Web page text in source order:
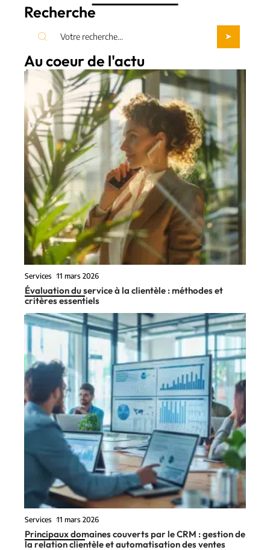
Recherche
Au coeur de l'actu
Services 11 mars 2026
Évaluation du service à la clientèle : méthodes et
critères essentiels
Services 11 mars 2026
Principaux domaines couverts par le CRM : gestion de
la relation clientèle et automatisation des ventes